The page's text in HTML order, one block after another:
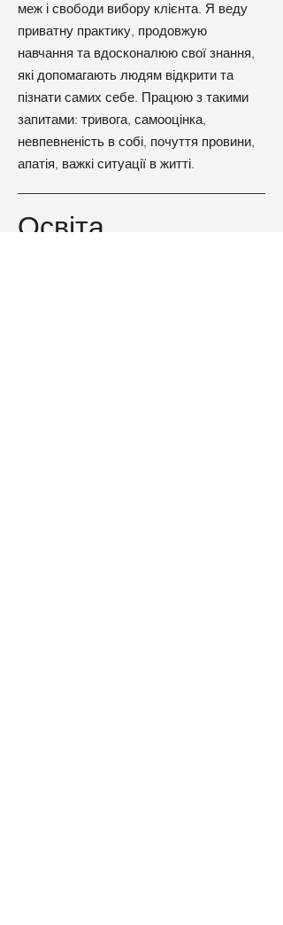
меж і свободи вибору клієнта. Я веду
приватну практику, продовжую
навчання та вдосконалюю свої знання,
які допомагають людям відкрити та
пізнати самих себе. Працюю з такими
запитами: тривога, самооцінка,
невпевненість в собі, почуття провини,
апатія, важкі ситуації в житті.
Освіта